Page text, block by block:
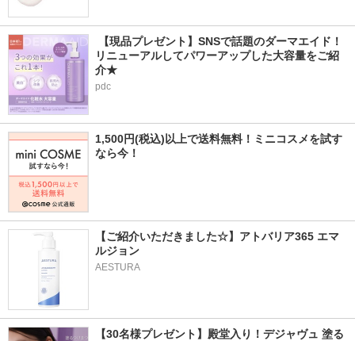
【現品プレゼント】SNSで話題のダーマエイド！
リニューアルしてパワーアップした大容量をご紹
介★
pdc
1,500円(税込)以上で送料無料！ミニコスメを試す
なら今！
【ご紹介いただきました☆】アトバリア365 エマ
ルジョン
AESTURA
【30名様プレゼント】殿堂入り！デジャヴュ 塗る